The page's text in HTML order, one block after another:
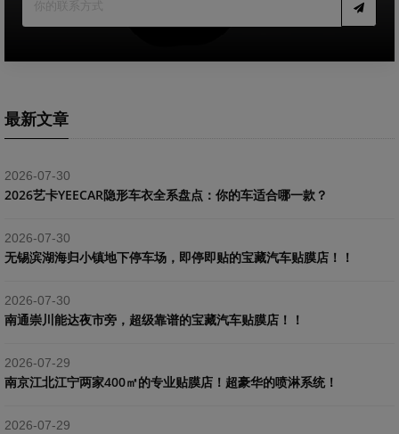
最新文章
2026-07-30
2026艺卡YEECAR隐形车衣全系盘点：你的车适合哪一款？
2026-07-30
​无锡滨湖海归小镇地下停车场，即停即贴的宝藏汽车贴膜店！！
2026-07-30
南通崇川能达夜市旁，超级靠谱的宝藏汽车贴膜店！！
2026-07-29
南京江北江宁两家400㎡的专业贴膜店！超豪华的喷淋系统！
2026-07-29